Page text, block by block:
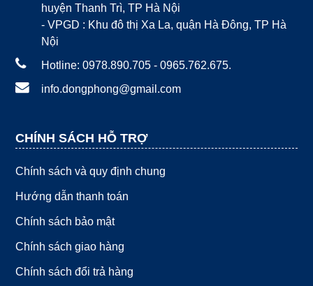
huyện Thanh Trì, TP Hà Nội
- VPGD : Khu đô thị Xa La, quận Hà Đông, TP Hà
Nội
Hotline: 0978.890.705 - 0965.762.675.
info.dongphong@gmail.com
CHÍNH SÁCH HỖ TRỢ
Chính sách và quy định chung
Hướng dẫn thanh toán
Chính sách bảo mật
Chính sách giao hàng
Chính sách đổi trả hàng